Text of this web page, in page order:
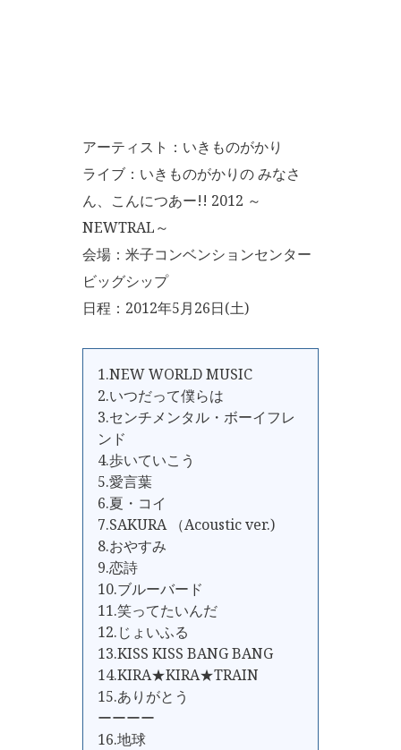
アーティスト：いきものがかり
ライブ：いきものがかりの みなさ
ん、こんにつあー!! 2012 ～
NEWTRAL～
会場：米子コンベンションセンター
ビッグシップ
日程：2012年5月26日(土)
1.NEW WORLD MUSIC
2.いつだって僕らは
3.センチメンタル・ボーイフレ
ンド
4.歩いていこう
5.愛言葉
6.夏・コイ
7.SAKURA （Acoustic ver.)
8.おやすみ
9.恋詩
10.ブルーバード
11.笑ってたいんだ
12.じょいふる
13.KISS KISS BANG BANG
14.KIRA★KIRA★TRAIN
15.ありがとう
ーーーー
16.地球